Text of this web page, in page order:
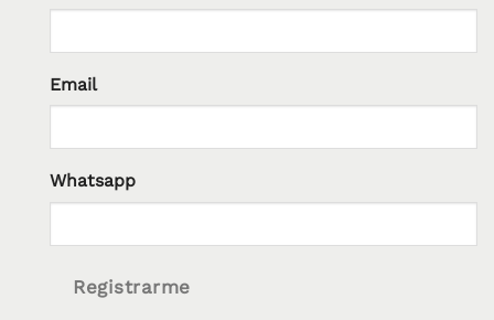
Email
Whatsapp
Registrarme